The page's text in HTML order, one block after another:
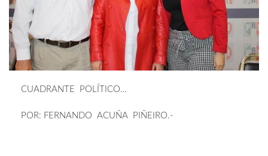
CUADRANTE POLÍTICO…
POR: FERNANDO ACUÑA PIÑEIRO.-